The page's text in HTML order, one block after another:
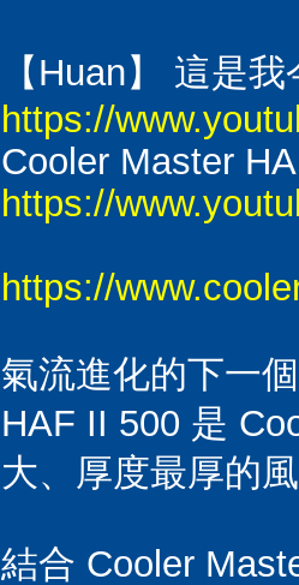
【Huan】 這是
https://
Cooler Master
https://
https://
氣流進化的下一
HAF II 500 是
大、厚度最厚的
結合 Cooler